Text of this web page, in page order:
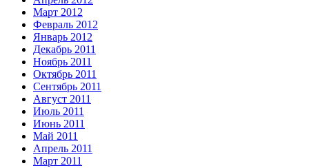
Март 2012
Февраль 2012
Январь 2012
Декабрь 2011
Ноябрь 2011
Октябрь 2011
Сентябрь 2011
Август 2011
Июль 2011
Июнь 2011
Май 2011
Апрель 2011
Март 2011